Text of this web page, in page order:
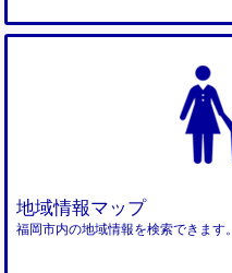
地域情報マップ
福岡市内の地域情報を検索できます。